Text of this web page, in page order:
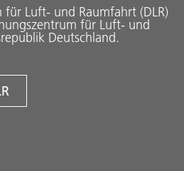
für Luft- und Raumfahrt (DLR)
für Luft- und
Deutschland.